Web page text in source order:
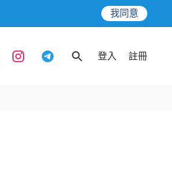
我同意
登入 註冊